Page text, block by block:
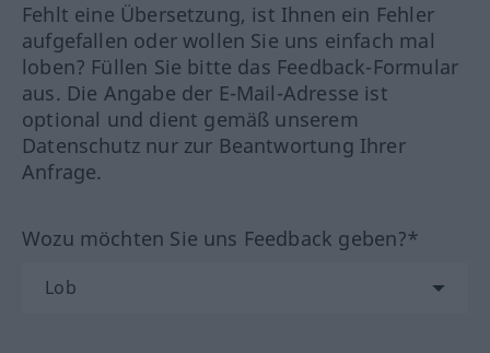
Fehlt eine Übersetzung, ist Ihnen ein Fehler
aufgefallen oder wollen Sie uns einfach mal
loben? Füllen Sie bitte das Feedback-Formular
aus. Die Angabe der E-Mail-Adresse ist
optional und dient gemäß unserem
Datenschutz nur zur Beantwortung Ihrer
Anfrage.
Wozu möchten Sie uns Feedback geben?*